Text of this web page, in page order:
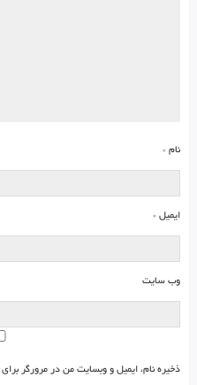
نام *
ایمیل *
وب‌ سایت
ذخیره نام، ایمیل و وبسایت من در مرورگر